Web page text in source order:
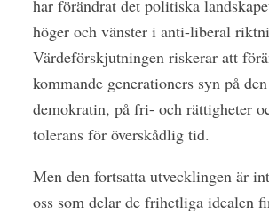
har förändrat det politiska
höger och vänster i anti-liberal
Värdeförskjutningen riskerar att
kommande generationers syn på
demokratin, på fri- och rättigheter
tolerans för överskådlig tid.
Men den fortsatta utvecklingen är
oss som delar de frihetliga idealen